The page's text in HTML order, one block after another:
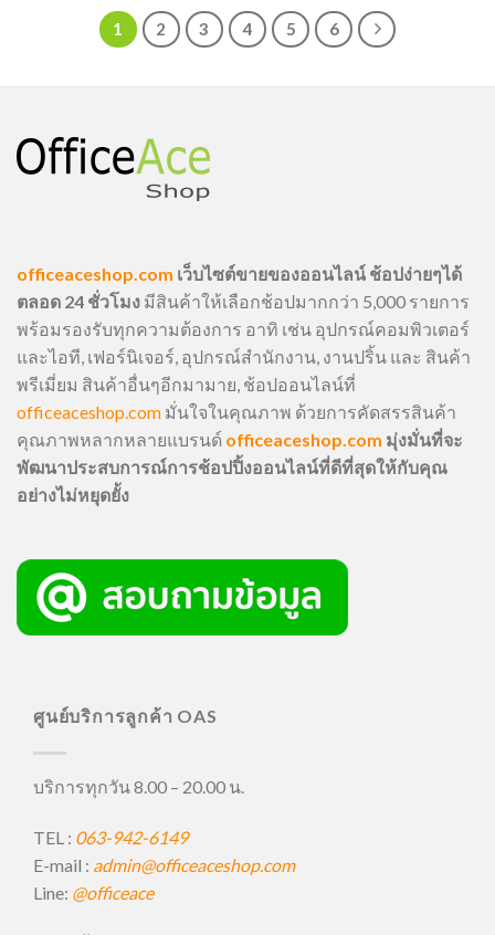
1 2 3 4 5 6
officeaceshop.com เว็บไซต์ขายของออนไลน์ ช้อปง่ายๆได้
ตลอด 24 ชั่วโมง มีสินค้าให้เลือกช้อปมากกว่า 5,000 รายการ
พร้อมรองรับทุกความต้องการ อาทิ เช่น อุปกรณ์คอมพิวเตอร์
และไอที, เฟอร์นิเจอร์, อุปกรณ์สำนักงาน, งานปริ้น และ สินค้า
พรีเมี่ยม สินค้าอื่นๆอีกมามาย, ช้อปออนไลน์ที่
officeaceshop.com มั่นใจในคุณภาพ ด้วยการคัดสรรสินค้า
คุณภาพหลากหลายแบรนด์ officeaceshop.com มุ่งมั่นที่จะ
พัฒนาประสบการณ์การช้อปปิ้งออนไลน์ที่ดีที่สุดให้กับคุณ
อย่างไม่หยุดยั้ง
ศูนย์บริการลูกค้า OAS
บริการทุกวัน 8.00 – 20.00 น.
TEL : 063-942-6149
E-mail : admin@officeaceshop.com
Line: @officeace